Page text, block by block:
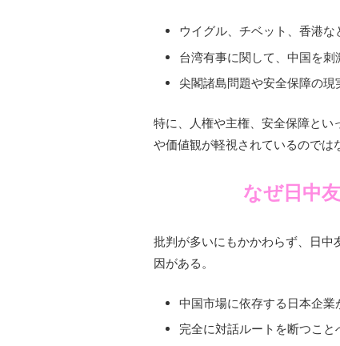
ウイグル、チベット、香港
台湾有事に関して、中国を
尖閣諸島問題や安全保障の現
特に、人権や主権、安全保障と
や価値観が軽視されているのでは
なぜ日中
批判が多いにもかかわらず、日
因がある。
中国市場に依存する日本企
完全に対話ルートを断つこと